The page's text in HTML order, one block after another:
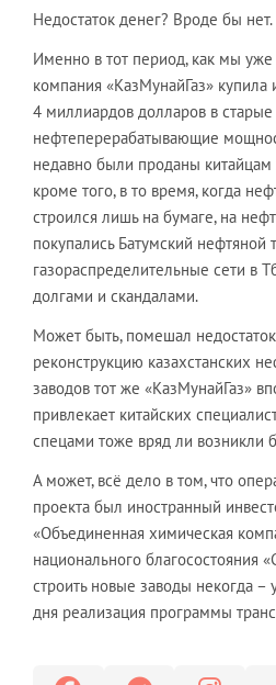
Недостаток денег? Вроде бы нет.
Именно в тот период, как мы уже
компания «КазМунайГаз»
4 миллиардов долларов в старые
нефтеперерабатывающие
недавно были проданы
кроме того, в то время, когда
строился лишь на бумаге, на
покупались Батумский нефтяной
газораспределительные сети в
долгами и скандалами.
Может быть, помешал
реконструкцию казахстанских
заводов тот же «КазМунайГаз»
привлекает китайских
спецами тоже вряд ли возникли
А может, всё дело в том, что
проекта был иностранный
«Объединенная химическая
национального благосостояния
строить новые заводы некогда –
дня реализация программы